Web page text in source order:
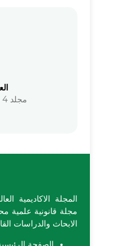
مجلد 4 عدد 1 (2022)
المجلة الاكاديمية
مجلة قانونية علمية
الابحاث والدراسات